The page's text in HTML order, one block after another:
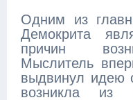
Одним из
Демокрита
причин
Мыслитель
выдвинул идею
возникла из